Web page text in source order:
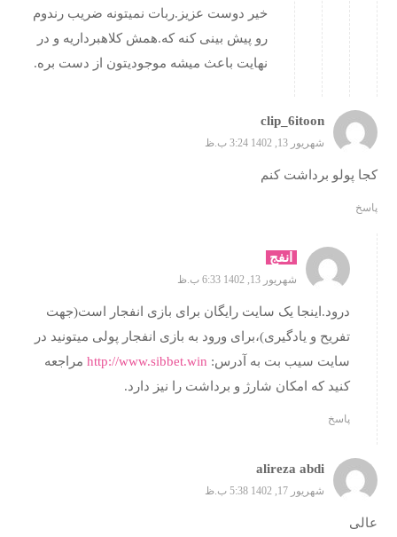
خیر دوست عزیز.ربات نمیتونه ضریب رندوم
رو پیش بینی کنه که.همش کلاهبرداریه و در
نهایت باعث میشه موجودیتون از دست بره.
clip_6itoon
شهریور 13, 1402 3:24 ب.ظ
کجا پولو برداشت کنم
پاسخ
انفج
شهریور 13, 1402 6:33 ب.ظ
درود.اینجا یک سایت رایگان برای بازی انفجار است(جهت
تفریح و یادگیری)،برای ورود به بازی انفجار پولی میتونید در
سایت سیب بت به آدرس: http://www.sibbet.win مراجعه
کنید که امکان شارژ و برداشت را نیز دارد.
پاسخ
alireza abdi
شهریور 17, 1402 5:38 ب.ظ
عالی